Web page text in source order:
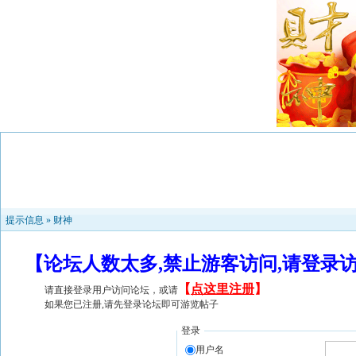
提示信息 » 财神
【论坛人数太多,禁止游客访问,请登
请直接登录用户访问论坛，或请 【 点这里注册】
如果您已注册,请先登录论坛即可游览帖子
登录
用户名